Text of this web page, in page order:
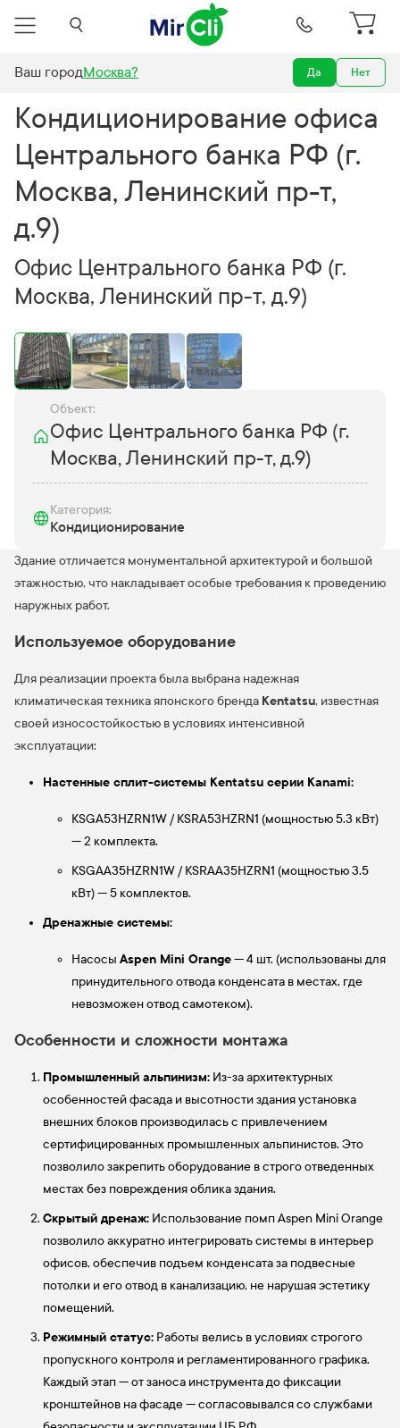
Ваш городМосква? Да Нет
офиса Центрального банка РФ (г. Москва, Ленинский пр-т, д.9)
Кондиционирование офиса
Центрального банка РФ (г.
Москва, Ленинский пр-т,
д.9)
Офис Центрального банка РФ (г.
Москва, Ленинский пр-т, д.9)
Объект:
Офис Центрального банка РФ (г.
Москва, Ленинский пр-т, д.9)
Категория:
Кондиционирование
Здание отличается монументальной архитектурой и большой
этажностью, что накладывает особые требования к проведению
наружных работ.
Используемое оборудование
Для реализации проекта была выбрана надежная
климатическая техника японского бренда Kentatsu, известная
своей износостойкостью в условиях интенсивной
эксплуатации:
Настенные сплит-системы Kentatsu серии Kanami:
KSGA53HZRN1W / KSRA53HZRN1 (мощностью 5.3 кВт)
— 2 комплекта.
KSGAA35HZRN1W / KSRAA35HZRN1 (мощностью 3.5
кВт) — 5 комплектов.
Дренажные системы:
Насосы Aspen Mini Orange— 4 шт. (использованы для
принудительного отвода конденсата в местах, где
невозможен отвод самотеком).
Особенности и сложности монтажа
Промышленный альпинизм: Из-за архитектурных
особенностей фасада и высотности здания установка
внешних блоков производилась с привлечением
сертифицированных промышленных альпинистов. Это
позволило закрепить оборудование в строго отведенных
местах без повреждения облика здания.
Скрытый дренаж: Использование помп Aspen Mini Orange
позволило аккуратно интегрировать системы в интерьер
офисов, обеспечив подъем конденсата за подвесные
потолки и его отвод в канализацию, не нарушая эстетику
помещений.
Режимный статус: Работы велись в условиях строгого
пропускного контроля и регламентированного графика.
Каждый этап — от заноса инструмента до фиксации
кронштейнов на фасаде — согласовывался со службами